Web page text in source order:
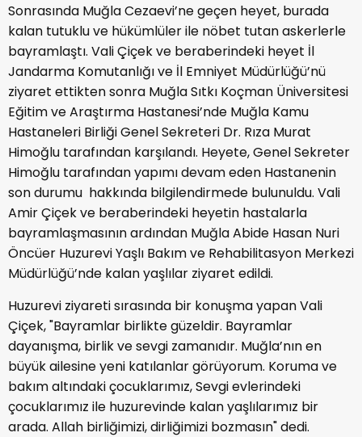
Sonrasında Muğla Cezaevi’ne geçen heyet, burada
kalan tutuklu ve hükümlüler ile nöbet tutan askerlerle
bayramlaştı. Vali Çiçek ve beraberindeki heyet İl
Jandarma Komutanlığı ve İl Emniyet Müdürlüğü’nü
ziyaret ettikten sonra Muğla Sıtkı Koçman Üniversitesi
Eğitim ve Araştırma Hastanesi’nde Muğla Kamu
Hastaneleri Birliği Genel Sekreteri Dr. Rıza Murat
Himoğlu tarafından karşılandı. Heyete, Genel Sekreter
Himoğlu tarafından yapımı devam eden Hastanenin
son durumu hakkında bilgilendirmede bulunuldu. Vali
Amir Çiçek ve beraberindeki heyetin hastalarla
bayramlaşmasının ardından Muğla Abide Hasan Nuri
Öncüer Huzurevi Yaşlı Bakım ve Rehabilitasyon Merkezi
Müdürlüğü’nde kalan yaşlılar ziyaret edildi.
Huzurevi ziyareti sırasında bir konuşma yapan Vali
Çiçek, "Bayramlar birlikte güzeldir. Bayramlar
dayanışma, birlik ve sevgi zamanıdır. Muğla’nın en
büyük ailesine yeni katılanlar görüyorum. Koruma ve
bakım altındaki çocuklarımız, Sevgi evlerindeki
çocuklarımız ile huzurevinde kalan yaşlılarımız bir
arada. Allah birliğimizi, dirliğimizi bozmasın" dedi.